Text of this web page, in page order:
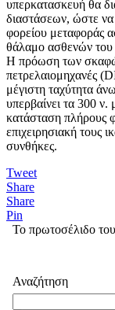
υπερκατασκευή θα
διαστάσεων, ώστε να
φορείου μεταφοράς
θάλαμο ασθενών
Η πρόωση των
πετρελαιομηχανές
μέγιστη ταχύτητα
υπερβαίνει τα 300 ν.
κατάσταση πλήρους
επιχειρησιακή τους
συνθήκες.
Tweet
Share
Share
Pin
Το πρωτοσέλιδο
Αναζήτηση